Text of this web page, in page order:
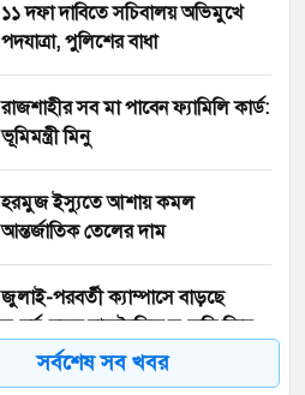
১১ দফা দাবিতে সচিবালয় অভিমুখে
পদযাত্রা, পুলিশের বাধা
রাজশাহীর সব মা পাবেন ফ্যামিলি কার্ড:
ভূমিমন্ত্রী মিনু
হরমুজ ইস্যুতে আশায় কমল
আন্তর্জাতিক তেলের দাম
জুলাই-পরবর্তী ক্যাম্পাসে বাড়ছে
সংঘর্ষ, নতুন রাজনৈতিক সংস্কৃতি নিয়ে
সর্বশেষ সব খবর